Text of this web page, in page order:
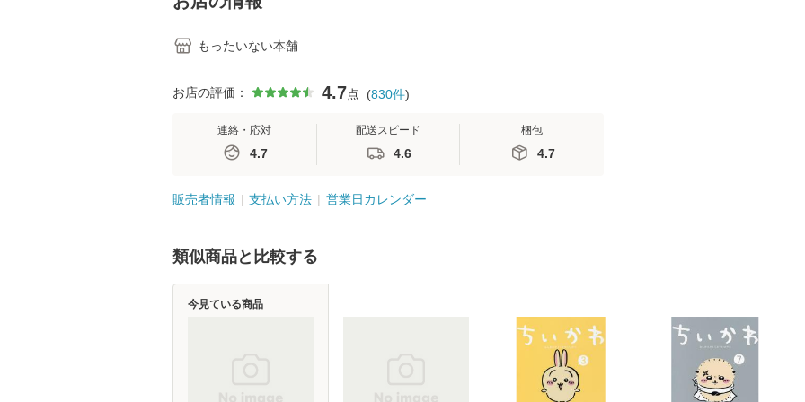
もったいない本舗
お店の評価： 4.7点 (830件)
連絡・応対
4.7
配送スピード
4.6
梱包
4.7
販売者情報 支払い方法 営業日カレンダー
類似商品と比較する
今見ている商品